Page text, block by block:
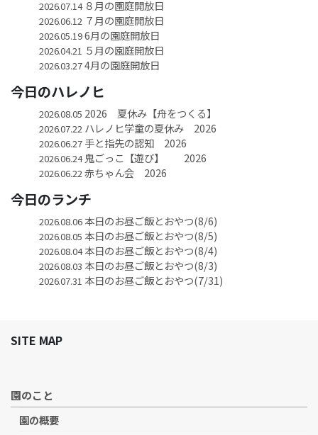
2026.07.14８月の園庭開放日
2026.06.12 ７月の園庭開放日
2026.05.196月の園庭開放日
2026.04.21 ５月の園庭開放日
2026.03.274月の園庭開放日
今日のハレノヒ
2026.08.05 2026 夏休み【舟をつくる】
2026.07.22 ハレノヒ学童の夏休み 2026
2026.06.27手と指先の認知 2026
2026.06.24鬼ごっこ【遊び】 2026
2026.06.22 赤ちゃん会 2026
今日のランチ
2026.08.06本日のお昼ご飯とおやつ(8/6)
2026.08.05 本日のお昼ご飯とおやつ(8/5)
2026.08.04本日のお昼ご飯とおやつ(8/4)
2026.08.03 本日のお昼ご飯とおやつ(8/3)
2026.07.31 本日のお昼ご飯とおやつ(7/31)
SITE MAP
園のこと
園の概要